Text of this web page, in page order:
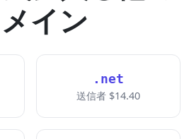
メイン
.net
送信者 $14.40